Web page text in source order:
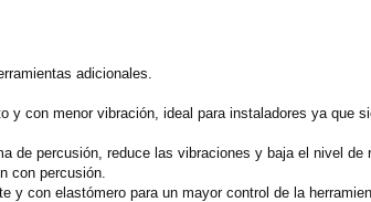
adicionales.
y con menor vibración, ideal para instaladores ya que
de percusión, reduce las vibraciones y baja el nivel de
con percusión.
y con elastómero para un mayor control de la